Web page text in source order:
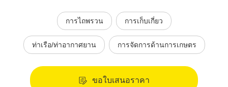
การไถพรวน การเก็บเกี่ยว
ท่าเรือ/ท่าอากาศยาน การจัดการด้านการเกษตร
ขอใบเสนอราคา